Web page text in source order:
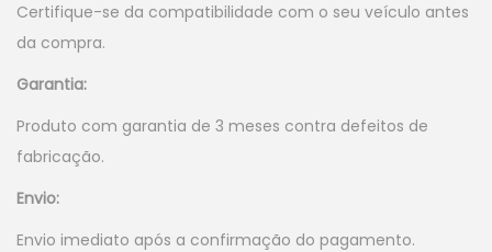
Certifique-se da compatibilidade com o seu veículo antes
da compra.
Garantia:
Produto com garantia de 3 meses contra defeitos de
fabricação.
Envio:
Envio imediato após a confirmação do pagamento.